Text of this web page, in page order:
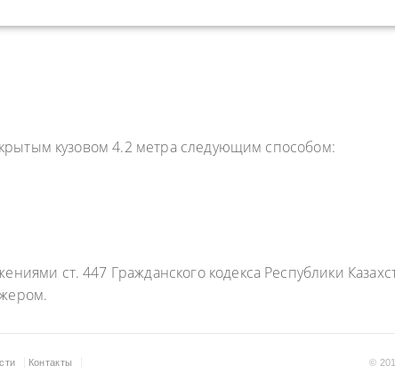
кузовом 4.2 метра следующим способом:
ст. 447 Гражданского кодекса Республики
Контакты ©